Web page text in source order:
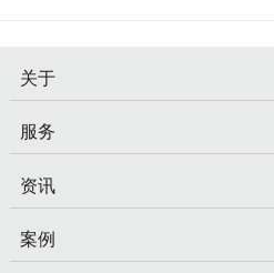
关于
服务
资讯
案例